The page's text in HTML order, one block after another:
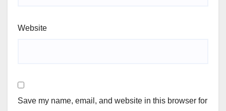
Website
Save my name, email, and website in this browser for